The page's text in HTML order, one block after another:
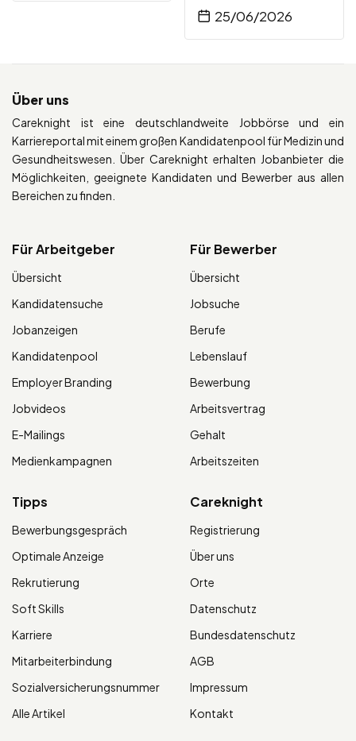
25/06/2026
Über uns
Careknight ist eine deutschlandweite Jobbörse und ein
Karriereportal mit einem großen Kandidatenpool für Medizin und
Gesundheitswesen. Über Careknight erhalten Jobanbieter die
Möglichkeiten, geeignete Kandidaten und Bewerber aus allen
Bereichen zu finden.
Für Arbeitgeber
Übersicht
Kandidatensuche
Jobanzeigen
Kandidatenpool
Employer Branding
Jobvideos
E-Mailings
Medienkampagnen
Für Bewerber
Übersicht
Jobsuche
Berufe
Lebenslauf
Bewerbung
Arbeitsvertrag
Gehalt
Arbeitszeiten
Tipps
Bewerbungsgespräch
Optimale Anzeige
Rekrutierung
Soft Skills
Karriere
Mitarbeiterbindung
Sozialversicherungsnummer
Alle Artikel
Careknight
Registrierung
Über uns
Orte
Datenschutz
Bundesdatenschutz
AGB
Impressum
Kontakt